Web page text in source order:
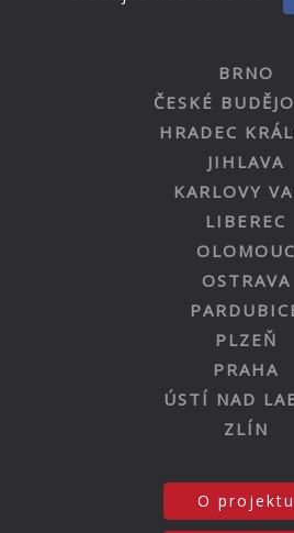
BRNO
ČESKÉ
HRADEC
JIHLAVA
KARLOVY
LIBEREC
OLOMOUC
OSTRAVA
PLZEŇ
PRAHA
ÚSTÍ NAD
ZLÍN
O projektu